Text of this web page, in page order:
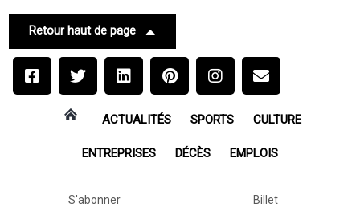
Retour haut de page
ACTUALITÉS SPORTS CULTURE
ENTREPRISES DÉCÈS EMPLOIS
S'abonner
Billet